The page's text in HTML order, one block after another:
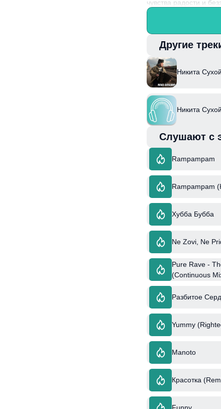
чувства радости и
Никита Сухой,
Другие
Никита
Никита
Слушают с
Rampampam
Rampampam
Хубба Бубба
Ne Zovi, Ne
Pure Rave -
(Continuous
Разбитое
Yummy
Manoto
Красотка